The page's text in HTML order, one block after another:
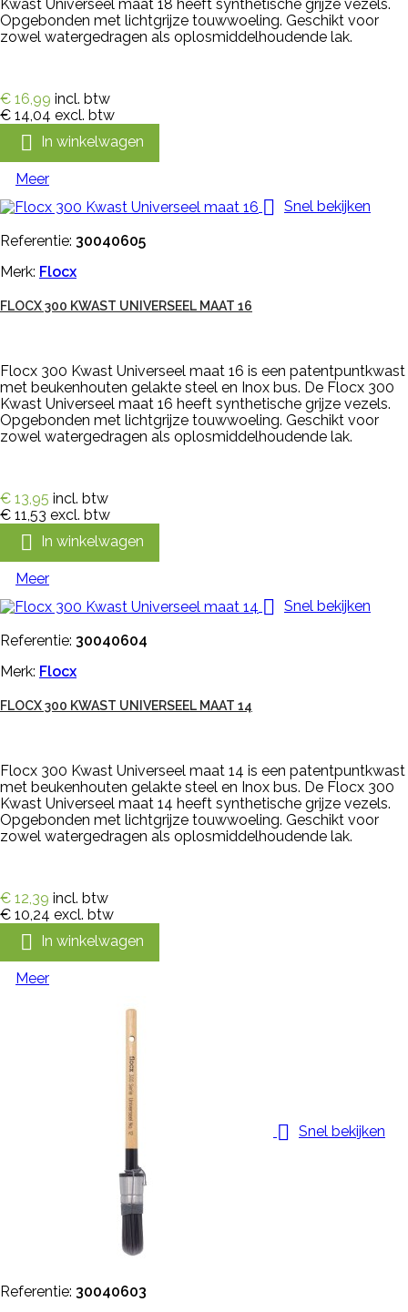
Kwast Universeel maat 18 heeft synthetische grijze vezels.
Opgebonden met lichtgrijze touwwoeling. Geschikt voor
zowel watergedragen als oplosmiddelhoudende lak.
€ 16,99 incl. btw
€ 14,04 excl. btw
 In winkelwagen
Meer
 Snel bekijken
Referentie: 30040605
Merk: Flocx
FLOCX 300 KWAST UNIVERSEEL MAAT 16
Flocx 300 Kwast Universeel maat 16 is een patentpuntkwast
met beukenhouten gelakte steel en Inox bus. De Flocx 300
Kwast Universeel maat 16 heeft synthetische grijze vezels.
Opgebonden met lichtgrijze touwwoeling. Geschikt voor
zowel watergedragen als oplosmiddelhoudende lak.
€ 13,95 incl. btw
€ 11,53 excl. btw
 In winkelwagen
Meer
 Snel bekijken
Referentie: 30040604
Merk: Flocx
FLOCX 300 KWAST UNIVERSEEL MAAT 14
Flocx 300 Kwast Universeel maat 14 is een patentpuntkwast
met beukenhouten gelakte steel en Inox bus. De Flocx 300
Kwast Universeel maat 14 heeft synthetische grijze vezels.
Opgebonden met lichtgrijze touwwoeling. Geschikt voor
zowel watergedragen als oplosmiddelhoudende lak.
€ 12,39 incl. btw
€ 10,24 excl. btw
 In winkelwagen
Meer
 Snel bekijken
Referentie: 30040603